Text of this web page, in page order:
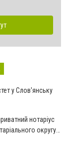
у Слов'янську
нотаріус
округу